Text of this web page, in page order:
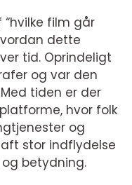
film går
dette
tid. Oprindeligt
og var den
tiden er der
hvor folk
og
stor indflydelse
betydning.